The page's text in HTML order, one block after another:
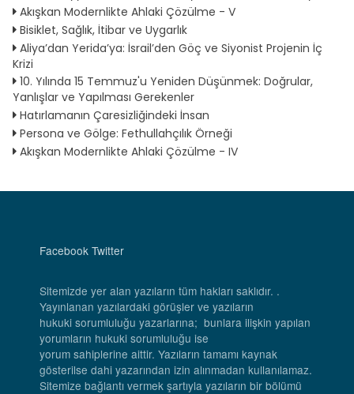
Akışkan Modernlikte Ahlaki Çözülme - V
Bisiklet, Sağlık, İtibar ve Uygarlık
Aliya’dan Yerida’ya: İsrail’den Göç ve Siyonist Projenin İç
Krizi
10. Yılında 15 Temmuz'u Yeniden Düşünmek: Doğrular,
Yanlışlar ve Yapılması Gerekenler
Hatırlamanın Çaresizliğindeki İnsan
Persona ve Gölge: Fethullahçılık Örneği
Akışkan Modernlikte Ahlaki Çözülme - IV
Facebook Twitter
Sitemizde yer alan yazıların tüm hakları saklıdır. .
Yayınlanan yazılardaki görüşler ve yazıların
hukuki sorumluluğu yazarlarına; bunlara ilişkin yapılan
yorumların hukuki sorumluluğu ise
yorum sahiplerine aittir. Yazıların tamamı kaynak
gösterilse dahi yazarından izin alınmadan kullanılamaz.
Sitemize bağlantı vermek şartıyla yazıların bir bölümü